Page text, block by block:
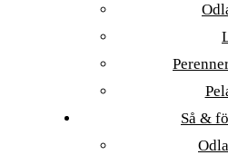
Så &